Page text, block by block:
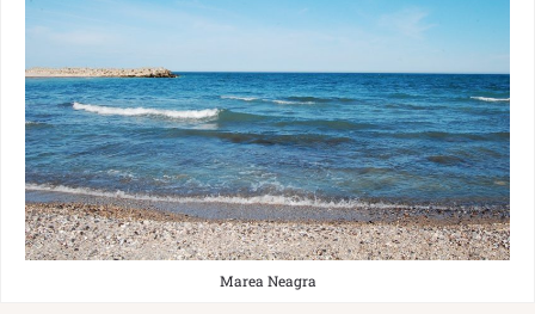
Marea Neagra